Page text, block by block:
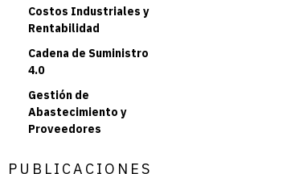
Costos Industriales y
Rentabilidad
Cadena de Suministro
4.0
Gestión de
Abastecimiento y
Proveedores
PUBLICACIONES